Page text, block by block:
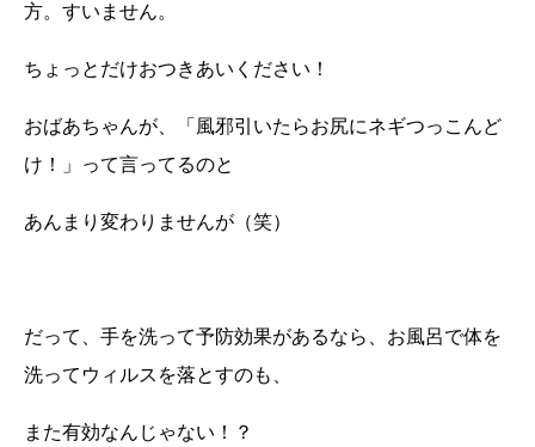
方。すいません。
ちょっとだけおつきあいください！
おばあちゃんが、「風邪引いたらお尻にネギつっこんど
け！」って言ってるのと
あんまり変わりませんが（笑）
だって、手を洗って予防効果があるなら、お風呂で体を
洗ってウィルスを落とすのも、
また有効なんじゃない！？